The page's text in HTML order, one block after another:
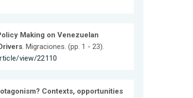
Making on Venezuelan
. Migraciones. (pp. 1 - 23).
view/22110
Contexts, opportunities